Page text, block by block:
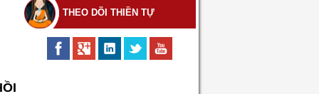
THEO DÕI THIỀN TỰ